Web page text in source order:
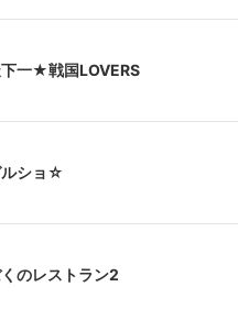
一★戦国LOVERS
ルショ☆
のレストラン2